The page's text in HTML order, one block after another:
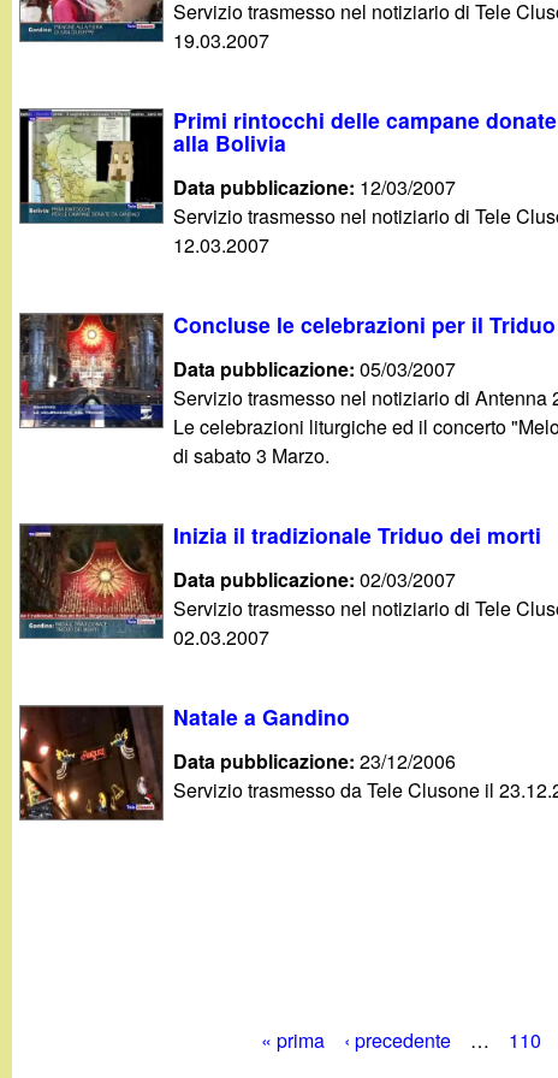
g
n
d
n
o
.
t
Servizio trasmesso nel notiziario di Tele
19.03.2007
Primi rintocchi delle campane
alla Bolivia
Data pubblicazione: 12/03/2007
Servizio trasmesso nel notiziario di Tele
12.03.2007
Concluse le celebrazioni per il
Data pubblicazione:05/03/2007
Servizio trasmesso nel notiziario di Antenna
Le celebrazioni liturgiche ed il concerto
di sabato 3 Marzo.
Inizia il tradizionale Triduo dei morti
Data pubblicazione:02/03/2007
Servizio trasmesso nel notiziario di Tele
02.03.2007
Natale a Gandino
Data pubblicazione:23/12/2006
Servizio trasmesso da Tele Clusone il
« prima ‹ precedente … 110